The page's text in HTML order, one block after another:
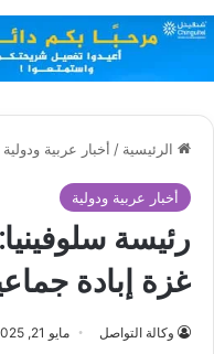
الرئيسية / أخبار عربية ودولية
أخبار عربية ودولية
رئيسة
غزة إبادة
وكالة التواصل مايو 21, 2025